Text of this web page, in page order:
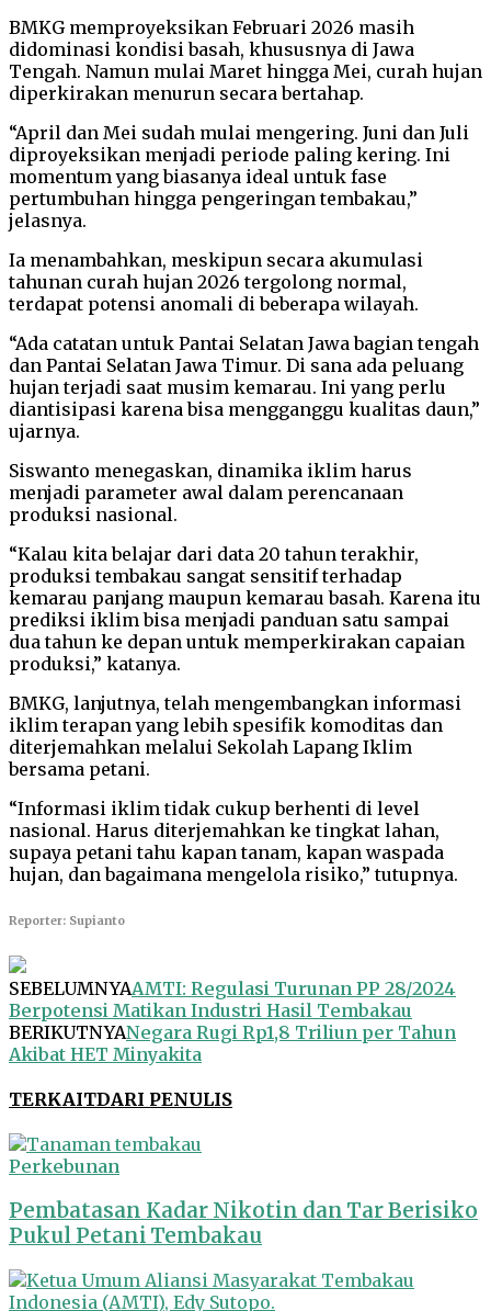
BMKG memproyeksikan Februari 2026 masih
didominasi kondisi basah, khususnya di Jawa
Tengah. Namun mulai Maret hingga Mei, curah hujan
diperkirakan menurun secara bertahap.
“April dan Mei sudah mulai mengering. Juni dan Juli
diproyeksikan menjadi periode paling kering. Ini
momentum yang biasanya ideal untuk fase
pertumbuhan hingga pengeringan tembakau,”
jelasnya.
Ia menambahkan, meskipun secara akumulasi
tahunan curah hujan 2026 tergolong normal,
terdapat potensi anomali di beberapa wilayah.
“Ada catatan untuk Pantai Selatan Jawa bagian tengah
dan Pantai Selatan Jawa Timur. Di sana ada peluang
hujan terjadi saat musim kemarau. Ini yang perlu
diantisipasi karena bisa mengganggu kualitas daun,”
ujarnya.
Siswanto menegaskan, dinamika iklim harus
menjadi parameter awal dalam perencanaan
produksi nasional.
“Kalau kita belajar dari data 20 tahun terakhir,
produksi tembakau sangat sensitif terhadap
kemarau panjang maupun kemarau basah. Karena itu
prediksi iklim bisa menjadi panduan satu sampai
dua tahun ke depan untuk memperkirakan capaian
produksi,” katanya.
BMKG, lanjutnya, telah mengembangkan informasi
iklim terapan yang lebih spesifik komoditas dan
diterjemahkan melalui Sekolah Lapang Iklim
bersama petani.
“Informasi iklim tidak cukup berhenti di level
nasional. Harus diterjemahkan ke tingkat lahan,
supaya petani tahu kapan tanam, kapan waspada
hujan, dan bagaimana mengelola risiko,” tutupnya.
Reporter: Supianto
SEBELUMNYAAMTI: Regulasi Turunan PP 28/2024
Berpotensi Matikan Industri Hasil Tembakau
BERIKUTNYANegara Rugi Rp1,8 Triliun per Tahun
Akibat HET Minyakita
TERKAITDARI PENULIS
Perkebunan
Pembatasan Kadar Nikotin dan Tar Berisiko
Pukul Petani Tembakau